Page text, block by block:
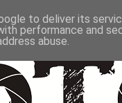
to deliver its
performance and
abuse.